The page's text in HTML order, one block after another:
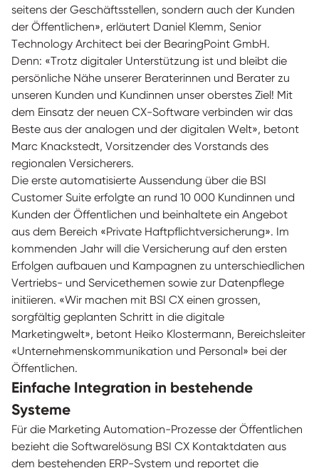
seitens der Geschäftsstellen, sondern auch der Kunden
der Öffentlichen», erläutert Daniel Klemm, Senior
Technology Architect bei der BearingPoint GmbH.
Denn: «Trotz digitaler Unterstützung ist und bleibt die
persönliche Nähe unserer Beraterinnen und Berater zu
unseren Kunden und Kundinnen unser oberstes Ziel! Mit
dem Einsatz der neuen CX-Software verbinden wir das
Beste aus der analogen und der digitalen Welt», betont
Marc Knackstedt, Vorsitzender des Vorstands des
regionalen Versicherers.
Die erste automatisierte Aussendung über die BSI
Customer Suite erfolgte an rund 10 000 Kundinnen und
Kunden der Öffentlichen und beinhaltete ein Angebot
aus dem Bereich «Private Haftpflichtversicherung». Im
kommenden Jahr will die Versicherung auf den ersten
Erfolgen aufbauen und Kampagnen zu unterschiedlichen
Vertriebs- und Servicethemen sowie zur Datenpflege
initiieren. «Wir machen mit BSI CX einen grossen,
sorgfältig geplanten Schritt in die digitale
Marketingwelt», betont Heiko Klostermann, Bereichsleiter
­«Unternehmenskommunikation und Personal» bei der
Öffentlichen.
Einfache Integration in bestehende
Systeme
Für die Marketing Automation-Prozesse der Öffentlichen
bezieht die Softwarelösung BSI CX Kontaktdaten aus
dem bestehenden ERP-System und reportet die